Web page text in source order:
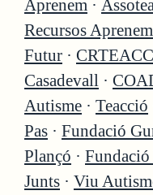
Aprenem · Assotea
Recursos
Futur · CRTEACC
Casadevall ·
Autisme · Teacció
Pas · Fundació
Plançó ·
Junts · Viu